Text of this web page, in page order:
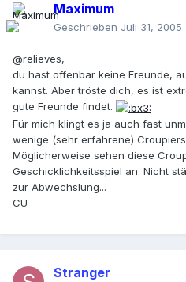
Maximum
Geschrieben Juli 31, 2005
@relieves,
du hast offenbar keine Freunde,
kannst. Aber tröste dich, es ist
gute Freunde findet.
Für mich klingt es ja auch fast
wenige (sehr erfahrene)
Möglicherweise sehen diese
Geschicklichkeitsspiel an. Nicht
zur Abwechslung...
CU
Stranger